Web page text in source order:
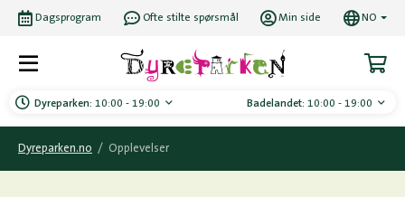
Dyreparken: 10:00 - 19:00 Badelandet: 10:00 - 19:00
Dagsprogram Ofte stilte spørsmål Min side NO
Dyreparken.no / Opplevelser